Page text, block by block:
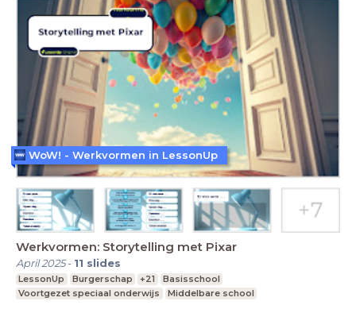
Werkvormen: Storytelling met Pixar
April 2025- 11 slides
LessonUp Burgerschap +21
Basisschool
Voortgezet speciaal onderwijs
Middelbare school
WoW! - Werkvormen in LessonUp